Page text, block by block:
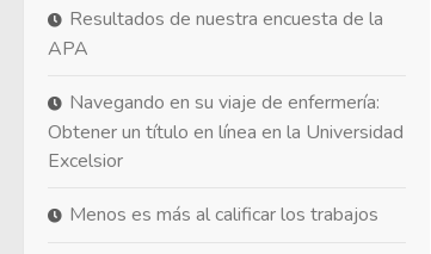
Resultados de nuestra encuesta de la
APA
Navegando en su viaje de enfermería:
Obtener un título en línea en la Universidad
Excelsior
Menos es más al calificar los trabajos